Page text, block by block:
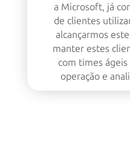
a Microsoft, já
de clientes
alcançarmos
manter estes
com times
operação e